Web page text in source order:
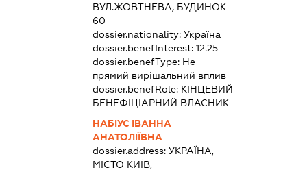
ВУЛ.ЖОВТНЕВА, БУДИНОК
60
dossier.nationality:Україна
dossier.benefInterest:12.25
dossier.benefType: Не
прямий вирішальний вплив
dossier.benefRole: КІНЦЕВИЙ
БЕНЕФІЦІАРНИЙ ВЛАСНИК
НАБІУС ІВАННА
АНАТОЛІЇВНА
dossier.address:УКРАЇНА,
МІСТО КИЇВ,